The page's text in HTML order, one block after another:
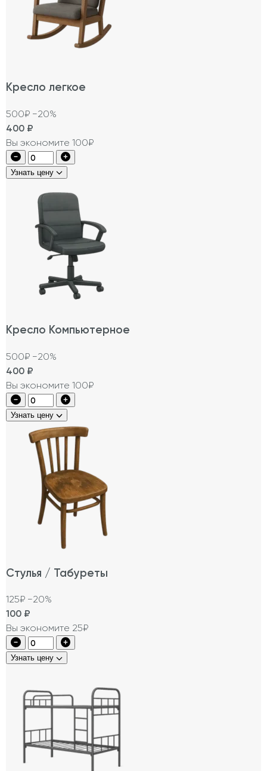
Кресло легкое
500₽ −20%
400 ₽
Вы экономите 100₽
Узнать цену
Кресло Компьютерное
500₽ −20%
400 ₽
Вы экономите 100₽
Узнать цену
Стулья / Табуреты
125₽ −20%
100 ₽
Вы экономите 25₽
Узнать цену